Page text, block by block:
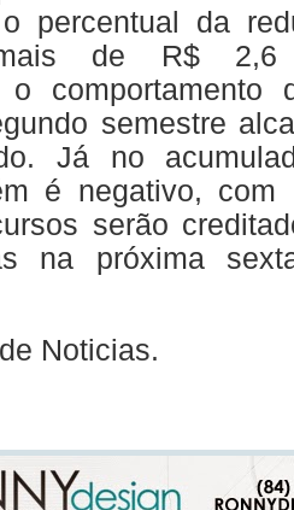
percentual da
de R$ 2,6
o comportamento
semestre
Já no
é negativo, com
serão
na próxima
Noticias.